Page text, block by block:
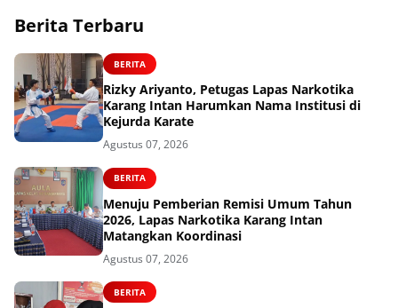
Berita Terbaru
BERITA
Rizky Ariyanto, Petugas Lapas Narkotika
Karang Intan Harumkan Nama Institusi di
Kejurda Karate
Agustus 07, 2026
BERITA
Menuju Pemberian Remisi Umum Tahun
2026, Lapas Narkotika Karang Intan
Matangkan Koordinasi
Agustus 07, 2026
BERITA